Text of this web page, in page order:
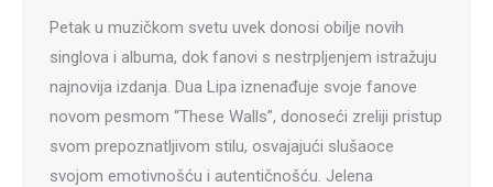
Petak u muzičkom svetu uvek donosi obilje novih
singlova i albuma, dok fanovi s nestrpljenjem istražuju
najnovija izdanja. Dua Lipa iznenađuje svoje fanove
novom pesmom “These Walls”, donoseći zreliji pristup
svom prepoznatljivom stilu, osvajajući slušaoce
svojom emotivnošću i autentičnošću. Jelena